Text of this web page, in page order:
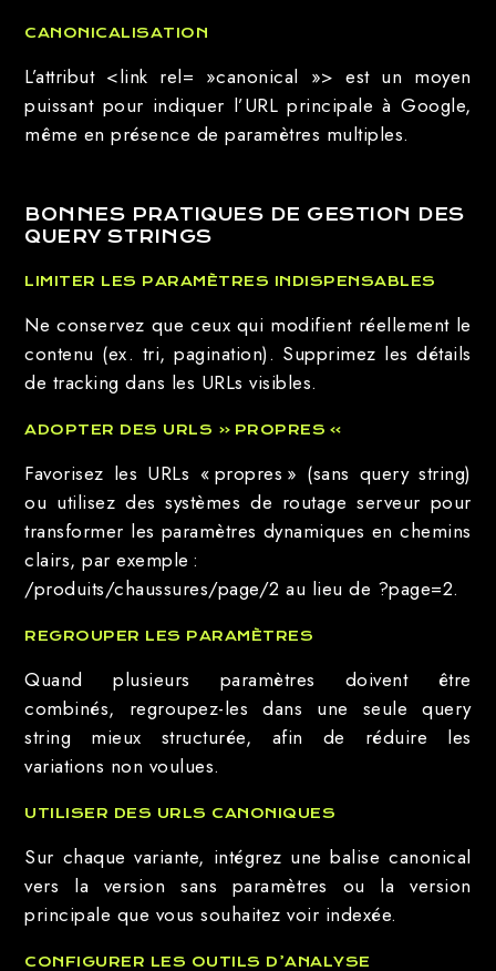
CANONICALISATION
L’attribut <link rel= »canonical »> est un moyen
puissant pour indiquer l’URL principale à Google,
même en présence de paramètres multiples.
BONNES PRATIQUES DE GESTION DES
QUERY STRINGS
LIMITER LES PARAMÈTRES INDISPENSABLES
Ne conservez que ceux qui modifient réellement le
contenu (ex. tri, pagination). Supprimez les détails
de tracking dans les URLs visibles.
ADOPTER DES URLS « PROPRES »
Favorisez les URLs « propres » (sans query string)
ou utilisez des systèmes de routage serveur pour
transformer les paramètres dynamiques en chemins
clairs, par exemple :
/produits/chaussures/page/2 au lieu de ?page=2.
REGROUPER LES PARAMÈTRES
Quand plusieurs paramètres doivent être
combinés, regroupez-les dans une seule query
string mieux structurée, afin de réduire les
variations non voulues.
UTILISER DES URLS CANONIQUES
Sur chaque variante, intégrez une balise canonical
vers la version sans paramètres ou la version
principale que vous souhaitez voir indexée.
CONFIGURER LES OUTILS D’ANALYSE